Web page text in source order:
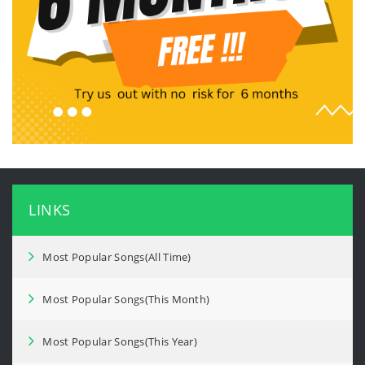
LINKS
Most Popular Songs(All Time)
Most Popular Songs(This Month)
Most Popular Songs(This Year)